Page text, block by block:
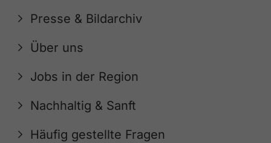
Presse & Bildarchiv
Über uns
Jobs in der Region
Nachhaltig & Sanft
Häufig gestellte Fragen